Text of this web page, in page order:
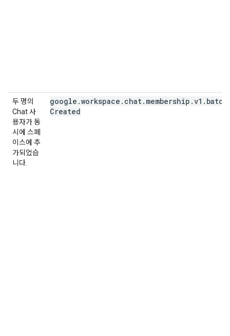
두 명의
Chat 사
용자가 동
시에 스페
이스에 추
가되었습
니다.
google .workspace . chat. membership .v1 . batch
Created